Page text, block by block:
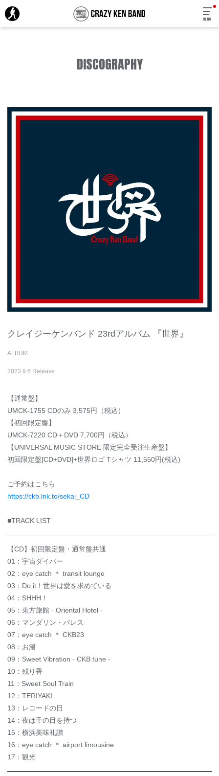
MENU
DISCOGRAPHY
クレイジーケンバンド 23rdアルバム 『世界』
ALBUM
2023.9.6 Release
【通常盤】
UMCK-1755 CDのみ 3,575円（税込）
【初回限定盤】
UMCK-7220 CD＋DVD 7,700円（税込）
【UNIVERSAL MUSIC STORE 限定完全受注生産盤】
初回限定盤[CD+DVD]+世界ロゴ Tシャツ 11,550円(税込)
ご予約はこちら
https://ckb.lnk.to/sekai_CD
■TRACK LIST
【CD】初回限定盤・通常盤共通
01：宇宙ダイバー
02：eye catch ＊ transit lounge
03：Do it！世界は愛を求めている
04：SHHH！
05：東方旅館 - Oriental Hotel -
06：マンダリン・パレス
07：eye catch ＊ CKB23
08：お湯
09：Sweet Vibration - CKB tune -
10：残り香
11：Sweet Soul Train
12：TERIYAKI
13：レコードの日
14：夜は千の目を持つ
15：横浜美味礼讃
16：eye catch ＊ airport limousine
17：観光